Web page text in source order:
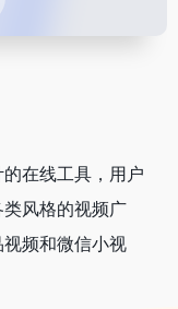
在线工具，用户
风格的视频广
频和微信小视